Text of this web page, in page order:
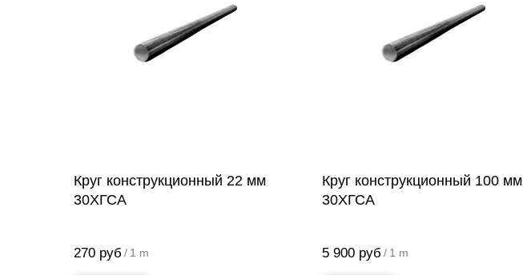
Круг конструкционный 22 мм
30ХГСА
270 руб / 1 m
Круг конструкционный 100 мм
30ХГСА
5 900 руб / 1 m